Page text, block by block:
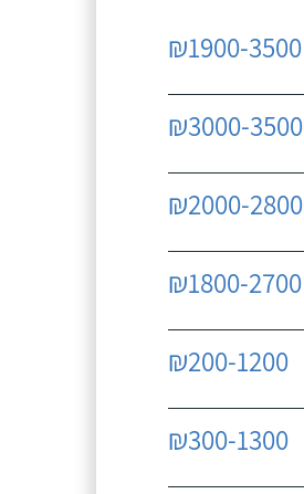
₪1900-3500
₪3000-3500
₪2000-2800
₪1800-2700
₪200-1200
₪300-1300